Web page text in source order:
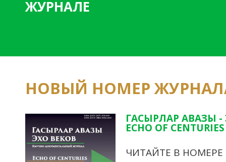
ЖУРНАЛЕ
НОВЫЙ НОМЕР
ГАСЫРЛАР АВАЗЫ -
ECHO OF
ЧИТАЙТЕ В НОМЕРЕ